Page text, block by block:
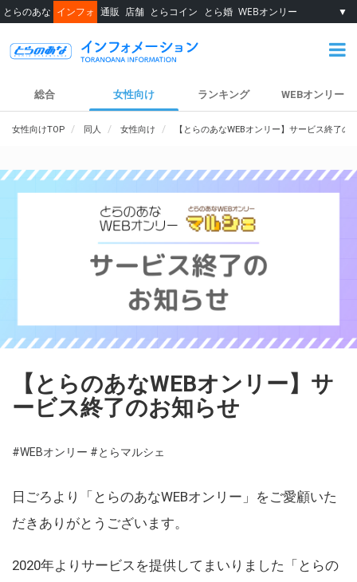
とらのあな インフォ 通販 店舗 とらコイン とら婚 WEBオンリー ▼
総合 女性向け ランキング WEBオンリー
女性向けTOP 同人 女性向け 【とらのあなWEBオンリー】サービス終了の
【とらのあなWEBオンリー】サ
ービス終了のお知らせ
#WEBオンリー #とらマルシェ
日ごろより「とらのあなWEBオンリー」をご愛顧いた
だきありがとうございます。
2020年よりサービスを提供してまいりました「とらの